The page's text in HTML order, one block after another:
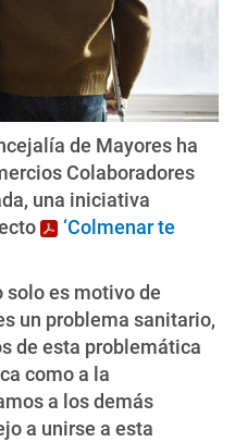
de Mayores ha
Colaboradores
una iniciativa
‘Colmenar te
solo es motivo de
un problema sanitario,
de esta problemática
como a la
a los demás
a unirse a esta